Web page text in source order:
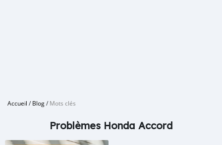
Accueil /Blog/Mots clés
Problèmes Honda Accord